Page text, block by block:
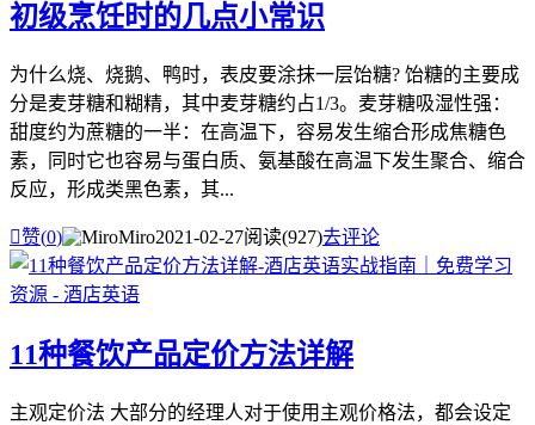
初级烹饪时的几点小常识
为什么烧、烧鹅、鸭时，表皮要涂抹一层饴糖? 饴糖的主要成
分是麦芽糖和糊精，其中麦芽糖约占1/3。麦芽糖吸湿性强：
甜度约为蔗糖的一半：在高温下，容易发生缩合形成焦糖色
素，同时它也容易与蛋白质、氨基酸在高温下发生聚合、缩合
反应，形成类黑色素，其...
赞(0) Miro2021-02-27阅读(927)去评论
11种餐饮产品定价方法详解
主观定价法 大部分的经理人对于使用主观价格法，都会设定